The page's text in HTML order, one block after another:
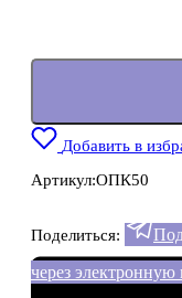
Добавить в
Артикул:ОПК50
Поделиться:
через электронную